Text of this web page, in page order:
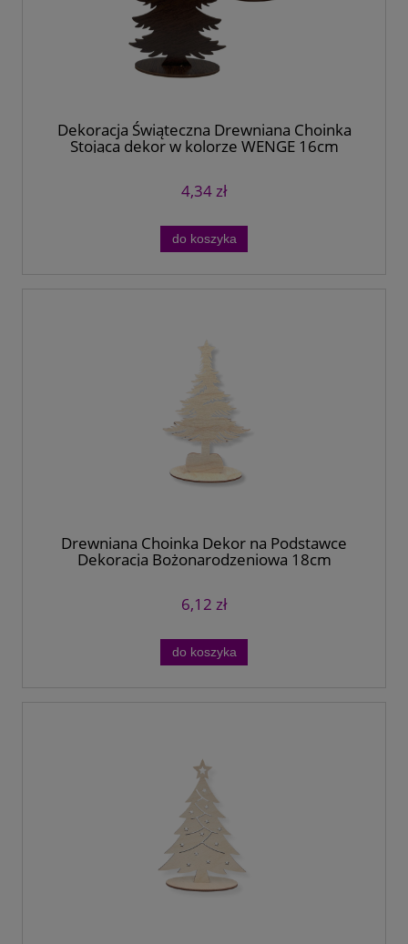
Dekoracja Świąteczna Drewniana Choinka
Stojąca dekor w kolorze WENGE 16cm
4,34 zł
do koszyka
Drewniana Choinka Dekor na Podstawce
Dekoracja Bożonarodzeniowa 18cm
6,12 zł
do koszyka